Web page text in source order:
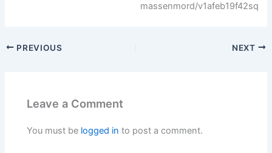
massenmord/v1afeb19f42sq
PREVIOUS NEXT
Leave a Comment
You must be logged in to post a comment.